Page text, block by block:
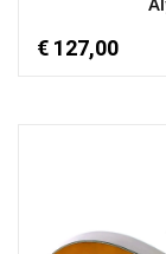
€ 127,00